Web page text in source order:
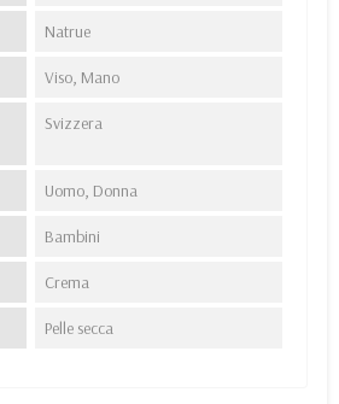
Natrue
Viso, Mano
Svizzera
Uomo, Donna
Bambini
Crema
Pelle secca